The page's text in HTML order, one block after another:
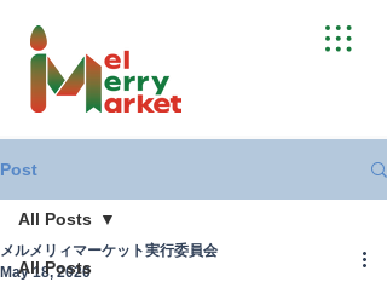
Post
All Posts
All Posts
メルメリィマーケット実行委員会
May 18, 2020